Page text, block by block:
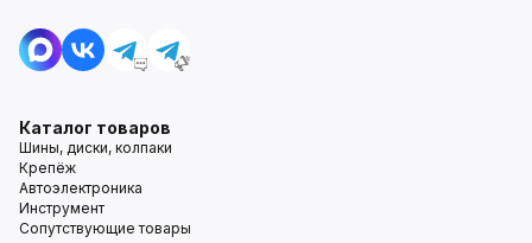
Каталог товаров
Шины, диски, колпаки
Крепёж
Автоэлектроника
Инструмент
Сопутствующие товары